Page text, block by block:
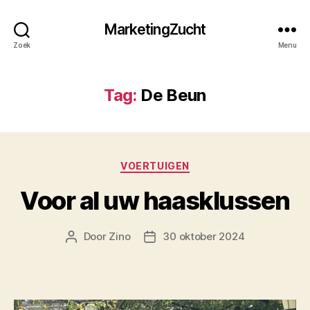
Zoek
MarketingZucht
Menu
Tag: De Beun
Categorieën
VOERTUIGEN
Voor al uw haasklussen
Berichtauteur
Door Zino Berichtdatum
30 oktober 2024